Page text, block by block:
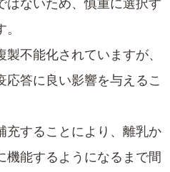
不能化されていますが、
応答に良い影響を与えるこ
充することにより、離乳か
機能するようになるまで間